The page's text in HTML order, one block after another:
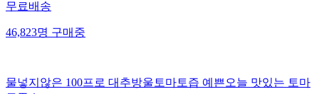
무료배송
46,823명구매중
물넣지않은 100프로 대추방울토마토즙 예쁜오늘 맛있는 토마